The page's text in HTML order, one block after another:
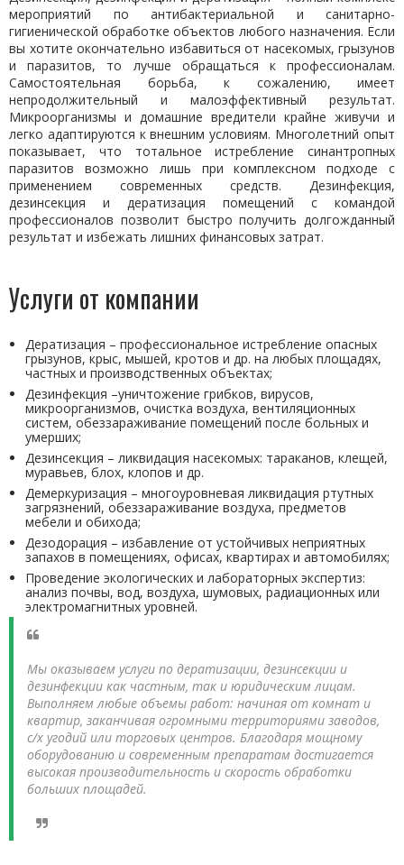
мероприятий по антибактериальной и санитарно-
гигиенической обработке объектов любого назначения. Если
вы хотите окончательно избавиться от насекомых, грызунов
и паразитов, то лучше обращаться к профессионалам.
Самостоятельная борьба, к сожалению, имеет
непродолжительный и малоэффективный результат.
Микроорганизмы и домашние вредители крайне живучи и
легко адаптируются к внешним условиям. Многолетний опыт
показывает, что тотальное истребление синантропных
паразитов возможно лишь при комплексном подходе с
применением современных средств. Дезинфекция,
дезинсекция и дератизация помещений с командой
профессионалов позволит быстро получить долгожданный
результат и избежать лишних финансовых затрат.
Услуги от компании
Дератизация – профессиональное истребление опасных
грызунов, крыс, мышей, кротов и др. на любых площадях,
частных и производственных объектах;
Дезинфекция –уничтожение грибков, вирусов,
микроорганизмов, очистка воздуха, вентиляционных
систем, обеззараживание помещений после больных и
умерших;
Дезинсекция – ликвидация насекомых: тараканов, клещей,
муравьев, блох, клопов и др.
Демеркуризация – многоуровневая ликвидация ртутных
загрязнений, обеззараживание воздуха, предметов
мебели и обихода;
Дезодорация – избавление от устойчивых неприятных
запахов в помещениях, офисах, квартирах и автомобилях;
Проведение экологических и лабораторных экспертиз:
анализ почвы, вод, воздуха, шумовых, радиационных или
электромагнитных уровней.
Мы оказываем услуги по дератизации, дезинсекции и
дезинфекции как частным, так и юридическим лицам.
Выполняем любые объемы работ: начиная от комнат и
квартир, заканчивая огромными территориями заводов,
с/х угодий или торговых центров. Благодаря мощному
оборудованию и современным препаратам достигается
высокая производительность и скорость обработки
больших площадей.